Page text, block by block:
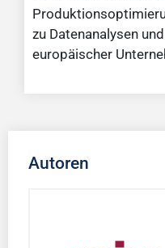
zu Datenanalysen
europäischer
Autoren